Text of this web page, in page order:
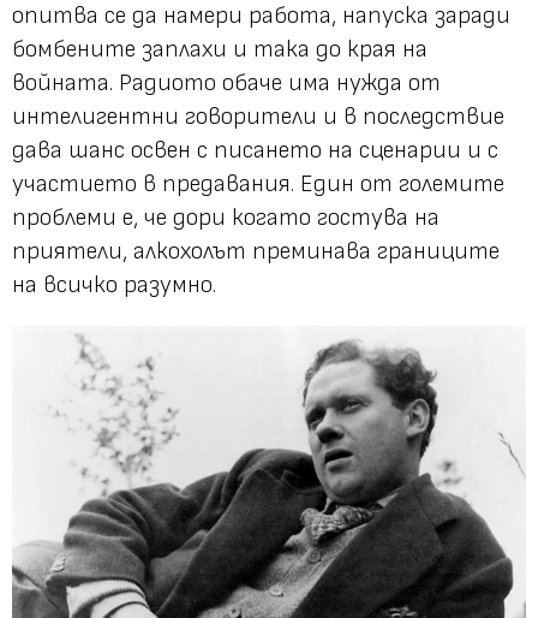
опитва се да намери работа, напуска заради
бомбените заплахи и така до края на
войната. Радиото обаче има нужда от
интелигентни говорители и в последствие
дава шанс освен с писането на сценарии и с
участието в предавания. Един от големите
проблеми е, че дори когато гостува на
приятели, алкохолът преминава границите
на всичко разумно.